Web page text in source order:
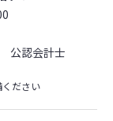
公認会計士
ださい